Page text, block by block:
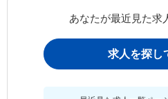
あなたが最近見た求
求人を探し